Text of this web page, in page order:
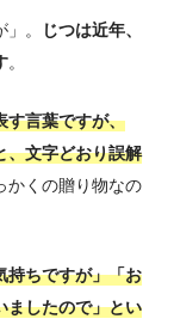
。
じつは近年、
。
す言葉ですが、
、文字どおり誤解
かくの贈り物なの
持ちですが」「お
ましたので」とい